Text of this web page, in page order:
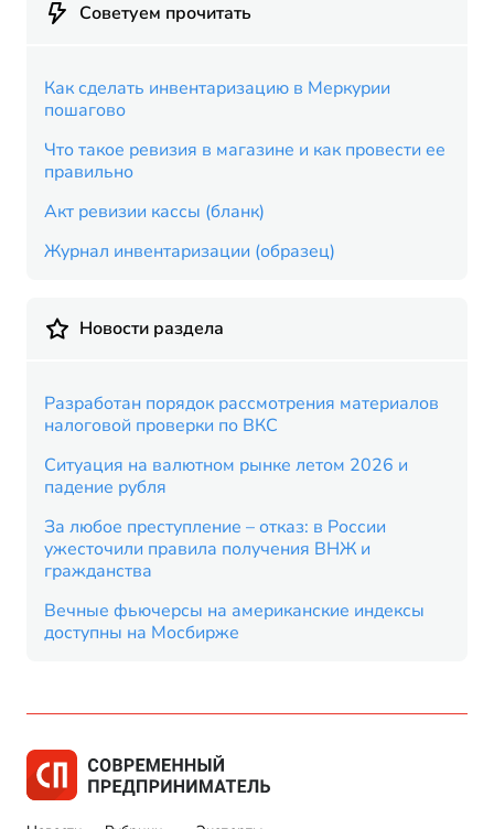
Советуем прочитать
Как сделать инвентаризацию в Меркурии
пошагово
Что такое ревизия в магазине и как провести ее
правильно
Акт ревизии кассы (бланк)
Журнал инвентаризации (образец)
Новости раздела
Разработан порядок рассмотрения материалов
налоговой проверки по ВКС
Ситуация на валютном рынке летом 2026 и
падение рубля
За любое преступление – отказ: в России
ужесточили правила получения ВНЖ и
гражданства
Вечные фьючерсы на американские индексы
доступны на Мосбирже